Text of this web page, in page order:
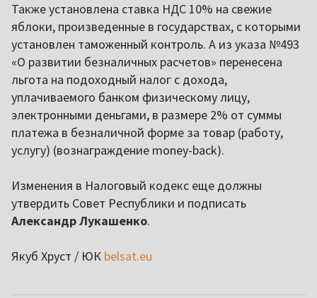
Также установлена ставка НДС 10% на свежие
яблоки, произведенные в государствах, с которыми
установлен таможенный контроль. А из указа №493
«О развитии безналичных расчетов» перенесена
льгота на подоходный налог с дохода,
уплачиваемого банком физическому лицу,
электронными деньгами, в размере 2% от суммы
платежа в безналичной форме за товар (работу,
услугу) (вознаграждение money-back).
Изменения в Налоговый кодекс еще должны
утвердить Совет Республики и подписать
Александр Лукашенко.
Якуб Хруст / ЮК belsat.eu